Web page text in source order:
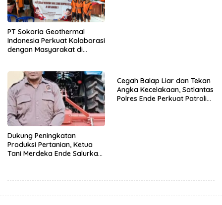
PT Sokoria Geothermal
Indonesia Perkuat Kolaborasi
dengan Masyarakat di
Dukung Peningkatan
Produksi Pertanian, Ketua
Tani Merdeka Ende Salurkan
Cegah Balap Liar dan Tekan
Angka Kecelakaan, Satlantas
Polres Ende Perkuat Patroli